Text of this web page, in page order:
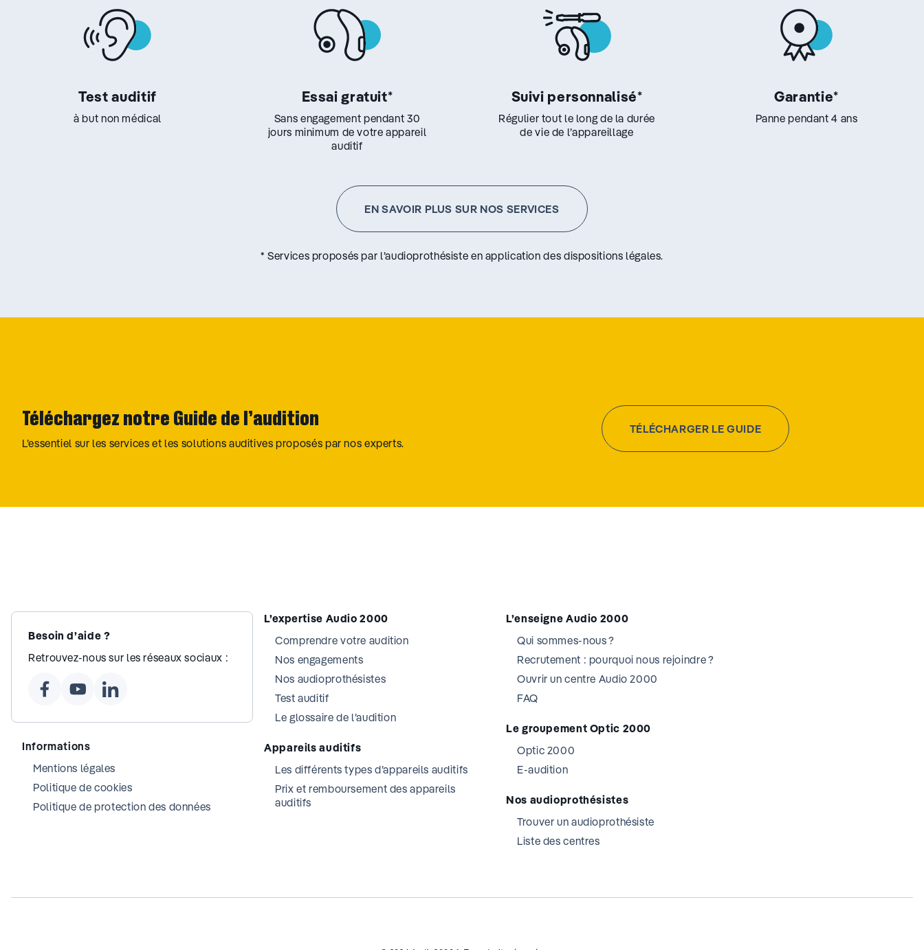
Test auditif
à but non médical
Essai gratuit*
Sans engagement pendant 30
jours minimum de votre appareil
auditif
Suivi personnalisé*
Régulier tout le long de la durée
de vie de l’appareillage
Garantie*
Panne pendant 4 ans
EN SAVOIR PLUS SUR NOS SERVICES
* Services proposés par l’audioprothésiste en application des dispositions légales.
Téléchargez notre Guide de l’audition
L’essentiel sur les services et les solutions auditives proposés par nos experts.
TÉLÉCHARGER LE GUIDE
Besoin d’aide ?
Retrouvez-nous sur les réseaux sociaux :
Informations
Mentions légales
Politique de cookies
Politique de protection des données
L’expertise Audio 2000
Comprendre votre audition
Nos engagements
Nos audioprothésistes
Test auditif
Le glossaire de l’audition
Appareils auditifs
Les différents types d’appareils auditifs
Prix et remboursement des appareils
auditifs
L’enseigne Audio 2000
Qui sommes-nous ?
Recrutement : pourquoi nous rejoindre ?
Ouvrir un centre Audio 2000
FAQ
Le groupement Optic 2000
Optic 2000
E-audition
Nos audioprothésistes
Trouver un audioprothésiste
Liste des centres